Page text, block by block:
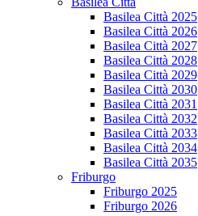
Basilea Città 2025
Basilea Città 2026
Basilea Città 2027
Basilea Città 2028
Basilea Città 2029
Basilea Città 2030
Basilea Città 2031
Basilea Città 2032
Basilea Città 2033
Basilea Città 2034
Basilea Città 2035
Friburgo
Friburgo 2025
Friburgo 2026